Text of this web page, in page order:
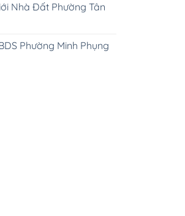
Nhà Đất Phường Tân
Phường Minh Phụng